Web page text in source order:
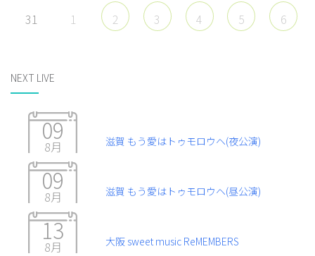
31 1 2 3 4 5 6
NEXT LIVE
09
8月 滋賀 もう愛はトゥモロウヘ(夜公演)
09
8月 滋賀 もう愛はトゥモロウヘ(昼公演)
13
8月 大阪 sweet music ReMEMBERS